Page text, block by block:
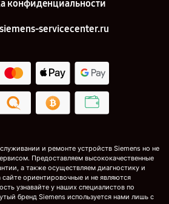
конфиденциальности
servicecenter.ru
и ремонте устройств Siemens но не
Предоставляем высококачественные
а также осуществляем диагностику и
ориентировочные и не являются
узнавайте у наших специалистов по
бренд Siemens используется нами лишь с